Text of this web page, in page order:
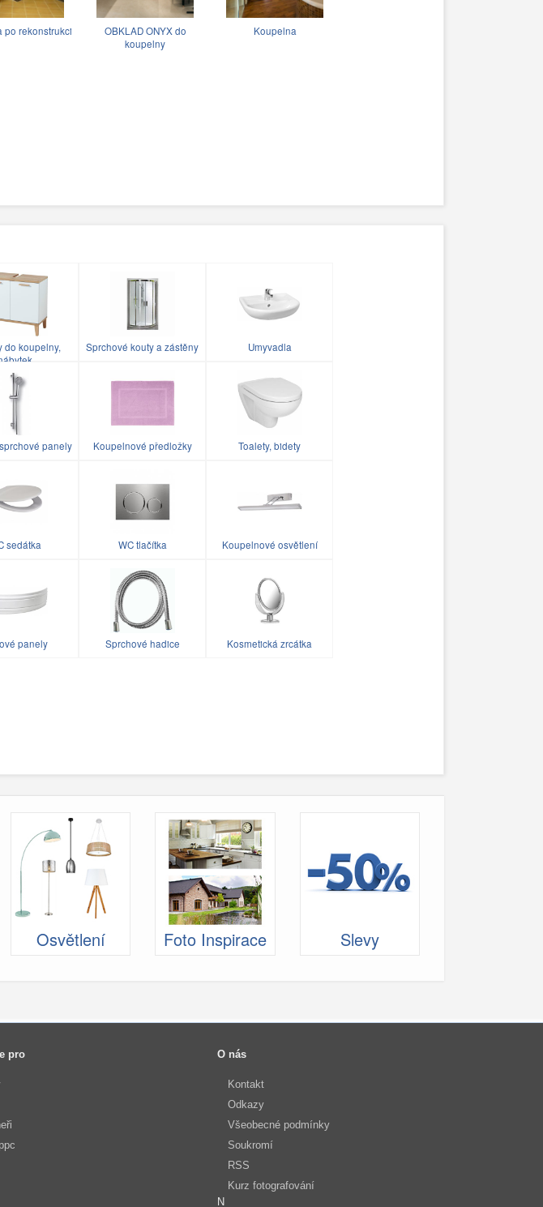
po rekonstrukci
OBKLAD ONYX do
koupelny
Koupelna
do koupelny,
Sprchové kouty a zástěny Umyvadla
panely Koupelnové předložky Toalety, bidety
sedátka WC tlačítka Koupelnové osvětlení
panely Sprchové hadice Kosmetická zrcátka
Osvětlení Foto Inspirace Slevy
pro O nás
Kontakt
Odkazy
Všeobecné podmínky
Soukromí
RSS
Kurz fotografování
N